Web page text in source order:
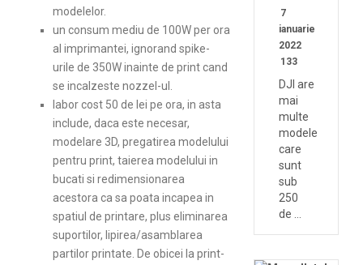
modelelor.
un consum mediu de 100W per ora
al imprimantei, ignorand spike-
urile de 350W inainte de print cand
se incalzeste nozzel-ul.
labor cost 50 de lei pe ora, in asta
include, daca este necesar,
modelare 3D, pregatirea modelului
pentru print, taierea modelului in
bucati si redimensionarea
acestora ca sa poata incapea in
spatiul de printare, plus eliminarea
suportilor, lipirea/asamblarea
partilor printate. De obicei la print-
7
ianuarie
2022
133
DJI are
mai
multe
modele
care
sunt
sub
250
de …